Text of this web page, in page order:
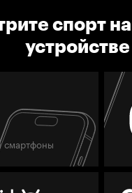
спорт
устройстве
смартфоны